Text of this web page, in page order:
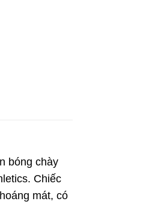
bóng chày
. Chiếc
mát, có